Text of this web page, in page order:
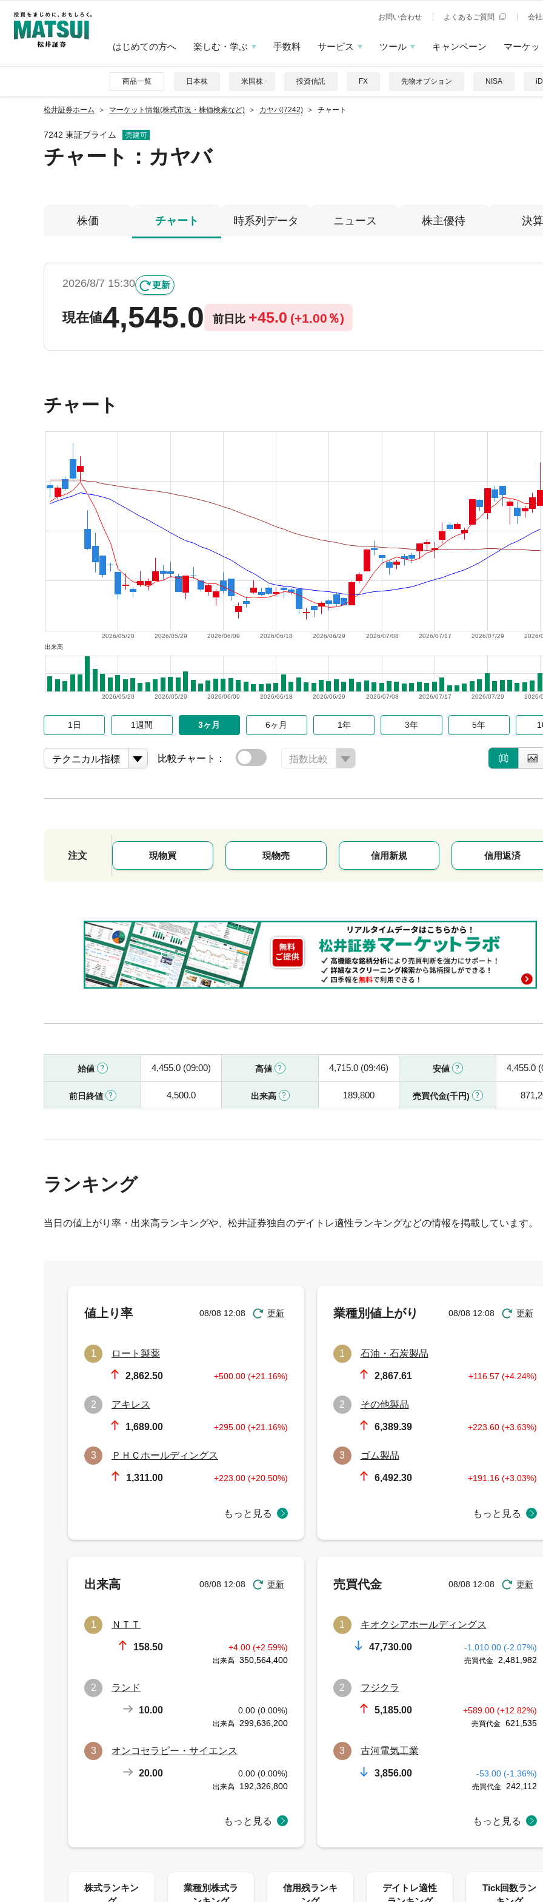
お問い合わせ よくあるご質問 会
はじめての方へ 楽しむ・学ぶ 手数料 サービス ツール キャンペーン マーケッ
商品一覧 日本株 米国株 投資信託 FX 先物オプション NISA
松井証券ホーム マーケット情報(株式市況・株価検索など) カヤバ(7242) チャート
7242 東証プライム 売建可
チャート： カヤバ
株価 チャート 時系列データ ニュース 株主優待 決算
2026/8/7 15:30 更新
現在値4,545.0 前日比 +45.0 (+1.00％)
チャート
2026/
2026/07/29
2026/07/17
2026/07/08
2026/06/29
2026/06/18
2026/06/09
2026/05/29
2026/05/20
出来高
2026/
2026/07/29
2026/07/17
2026/07/08
2026/06/29
2026/06/18
2026/06/09
2026/05/29
2026/05/20
1日 1週間 3ヶ月 6ヶ月 1年 3年 5年
テクニカル指標 比較チャート： 指数比較
注文 現物買 現物売 信用新規 信用返済
始値 4,455.0 (09:00) 高値 4,715.0 (09:46) 安値 4,455.0
前日終値 4,500.0 出来高 189,800 売買代金(千円)
ランキング
当日の値上がり率・出来高ランキングや、松井証券独自のデイトレ適性ランキングなどの情報を掲載しています。